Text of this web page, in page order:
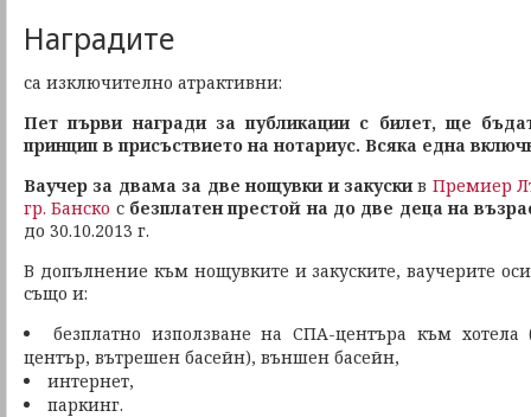
Наградите
са изключително атрактивни:
Пет първи награди за публикации с билет, ще
принцип в присъствието на нотариус. Всяка една
Ваучер за двама за две нощувки и закускив Премиер
гр. Банско с безплатен престой на до две деца на
до 30.10.2013 г.
В допълнение към нощувките и закуските, ваучерите
също и:
безплатно използване на СПА-центъра към хотела
център, вътрешен басейн), външен басейн,
интернет,
паркинг.